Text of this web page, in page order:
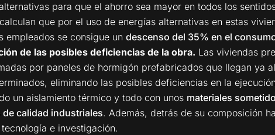
para que el ahorro sea mayor en todos los
que por el uso de energías alternativas en estas
empleados se consigue un descenso del 35% en el
de las posibles deficiencias de la obra. Las viviendas
por paneles de hormigón prefabricados que llegan ya
eliminando las posibles deficiencias en la
un aislamiento térmico y todo con unos materiales
calidad industriales. Además, detrás de su composición
e investigación.